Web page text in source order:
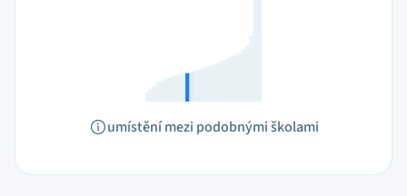
umístění mezi podobnými školami